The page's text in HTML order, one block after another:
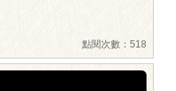
點閱次數：518